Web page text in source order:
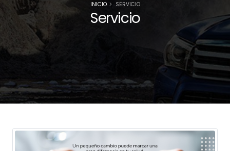
Servicio
INICIO SERVICIO